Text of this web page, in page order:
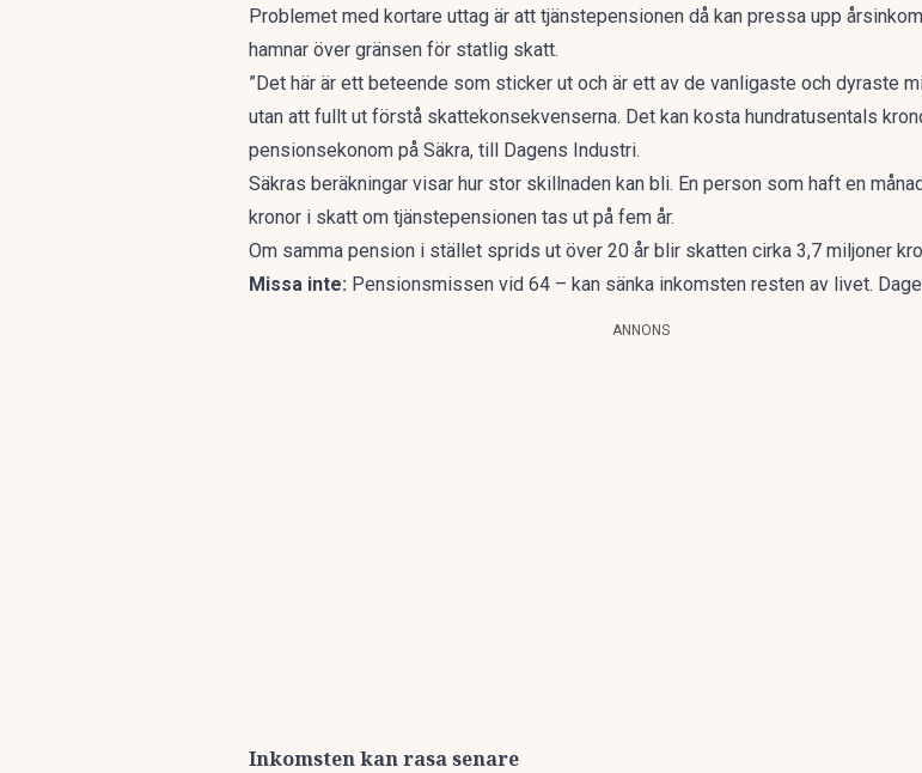
Problemet med kortare uttag är att tjänstepensionen då kan pressa upp
hamnar över gränsen för statlig skatt.
”Det här är ett beteende som sticker ut och är ett av de vanligaste och dyraste
utan att fullt ut förstå skattekonsekvenserna. Det kan kosta hundratusentals
pensionsekonom på Säkra, till Dagens Industri.
Säkras beräkningar visar hur stor skillnaden kan bli. En person som haft en
kronor i skatt om tjänstepensionen tas ut på fem år.
Om samma pension i stället sprids ut över 20 år blir skatten cirka 3,7 miljoner
Missa inte: Pensionsmissen vid 64 – kan sänka inkomsten resten av livet.
ANNONS
Inkomsten kan rasa senare